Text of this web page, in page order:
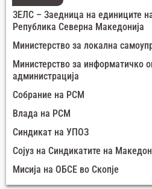
ЗЕЛС – Заедница на единиците
Република Северна Македонија
Министерство за локална
Министерство за информатичко
администрација
Собрание на РСМ
Влада на РСМ
Синдикат на УПОЗ
Сојуз на Синдикатите на
Мисија на ОБСЕ во Скопје